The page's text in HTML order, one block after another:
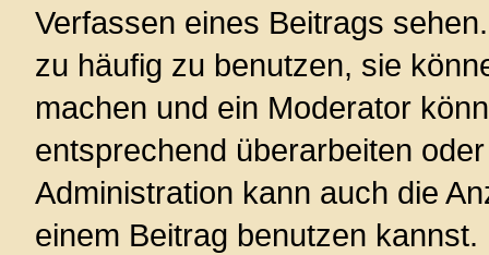
Verfassen eines Beitrags
zu häufig zu benutzen, sie
machen und ein Moderator
entsprechend überarbeiten
Administration kann auch die
einem Beitrag benutzen kannst.